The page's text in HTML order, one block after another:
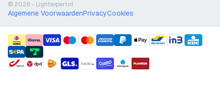
© 2026 - Lightexpert.nl
Algemene VoorwaardenPrivacyCookies
payment methods
shipment methods